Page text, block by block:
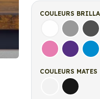
COULEURS
Blanc Gris
Rose Violet
COULEURS MATES
Blanc matNoir mat